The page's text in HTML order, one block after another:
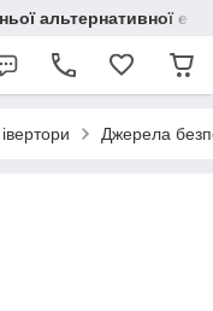
альтернативної
Джерела